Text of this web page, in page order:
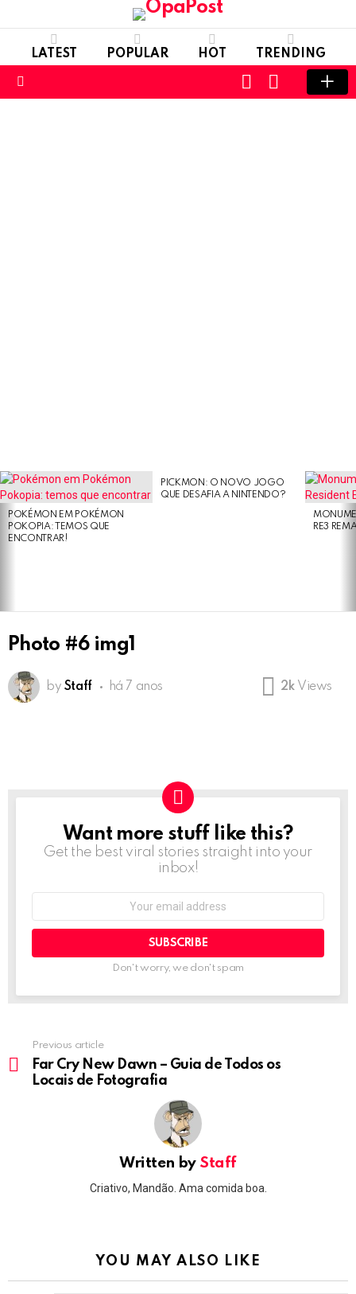
LATEST POPULAR HOT TRENDING
SWITCH
SKIN
LOGIN
LATEST
STORIES
POKÉMON EM POKÉMON
POKOPIA: TEMOS QUE
ENCONTRAR!
PICKMON: O NOVO JOGO
QUE DESAFIA A NINTENDO?
RE3
Photo #6 img1
by Staff há 7 anos 2k Views
NEWSLETTER
Want more stuff like this?
Get the best viral stories straight into your
inbox!
Don't worry, we don't spam
more
Previous article
Far Cry New Dawn – Guia de Todos os
Locais de Fotografia
Written by Staff
Criativo, Mandão. Ama comida boa.
YOU MAY ALSO LIKE